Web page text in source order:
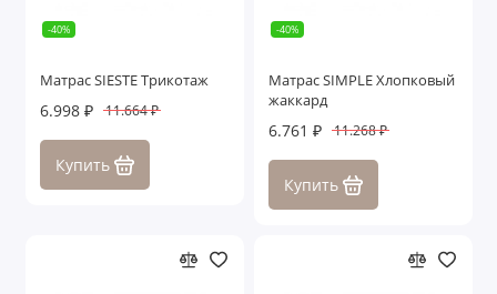
-40%
Матрас SIESTE Трикотаж
6.998 ₽ 11.664 ₽
Купить
-40%
Матрас SIMPLE Хлопковый
жаккард
6.761 ₽ 11.268 ₽
Купить